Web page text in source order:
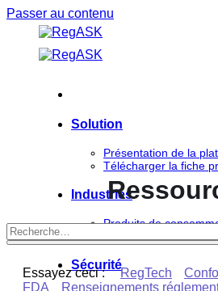
Passer au contenu
Solution
Présentation de la
Télécharger la fiche
Industries
Produits de
Sécurité
Essayez ceci : RegTech
FDA
Renseignements